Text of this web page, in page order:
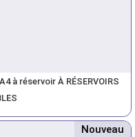
à réservoir À RÉSERVOIRS
Nouveau